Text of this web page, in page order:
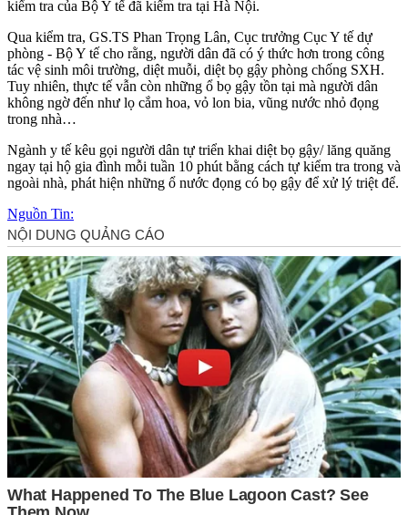
kiểm tra của Bộ Y tế đã kiểm tra tại Hà Nội.
Qua kiểm tra, GS.TS Phan Trọng Lân, Cục trưởng Cục Y tế dự
phòng - Bộ Y tế cho rằng, người dân đã có ý thức hơn trong công
tác vệ sinh môi trường, diệt muỗi, diệt bọ gậy phòng chống SXH.
Tuy nhiên, thực tế vẫn còn những ổ bọ gậy tồn tại mà người dân
không ngờ đến như lọ cắm hoa, vỏ lon bia, vũng nước nhỏ đọng
trong nhà…
Ngành y tế kêu gọi người dân tự triển khai diệt bọ gậy/ lăng quăng
ngay tại hộ gia đình mỗi tuần 10 phút bằng cách tự kiểm tra trong và
ngoài nhà, phát hiện những ổ nước đọng có bọ gậy để xử lý triệt để.
Nguồn Tin: